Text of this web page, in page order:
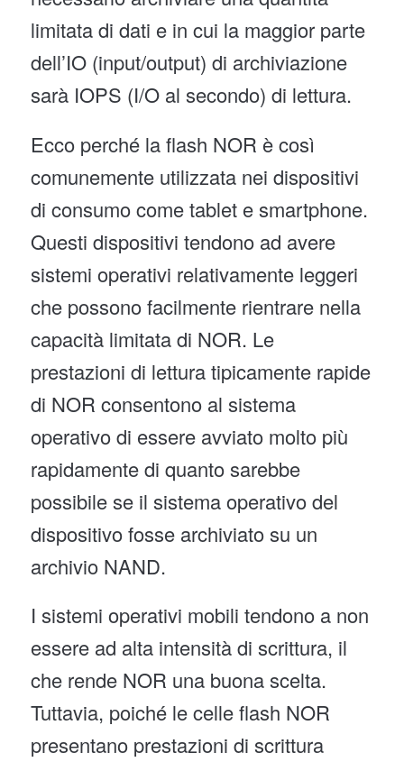
limitata di dati e in cui la maggior parte
dell’IO (input/output) di archiviazione
sarà IOPS (I/O al secondo) di lettura.
Ecco perché la flash NOR è così
comunemente utilizzata nei dispositivi
di consumo come tablet e smartphone.
Questi dispositivi tendono ad avere
sistemi operativi relativamente leggeri
che possono facilmente rientrare nella
capacità limitata di NOR. Le
prestazioni di lettura tipicamente rapide
di NOR consentono al sistema
operativo di essere avviato molto più
rapidamente di quanto sarebbe
possibile se il sistema operativo del
dispositivo fosse archiviato su un
archivio NAND.
I sistemi operativi mobili tendono a non
essere ad alta intensità di scrittura, il
che rende NOR una buona scelta.
Tuttavia, poiché le celle flash NOR
presentano prestazioni di scrittura